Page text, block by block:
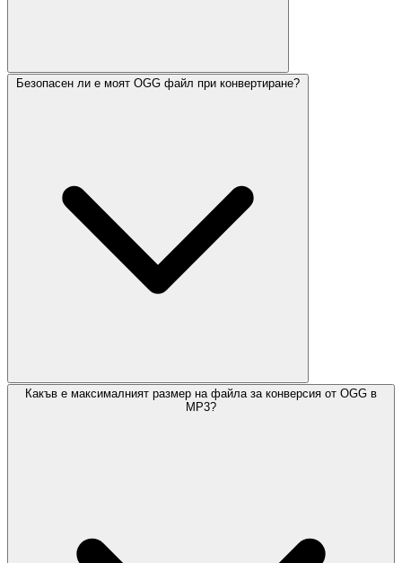
Безопасен ли е моят OGG файл при конвертиране?
Какъв е максималният размер на файла за конверсия от OGG в
MP3?